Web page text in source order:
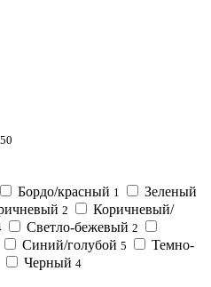
50
Бордо/красный 1 Зеленый
2
Коричневый/
Светло-бежевый 2
Синий/голубой 5
Темно-
Черный 4